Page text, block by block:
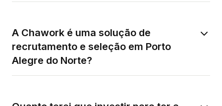
A Chawork é uma solução de
recrutamento e seleção em Porto
Alegre do Norte?